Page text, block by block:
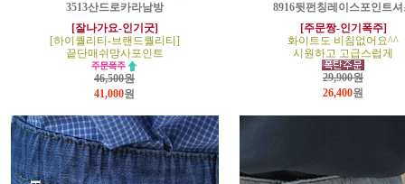
3513산드로카라남방
[잘나가요-인기굿]
[하이퀄리티-브랜드퀄리티]
끝단매쉬망사포인트
46,500원
41,000원
8916뒷펀칭레이스포인트셔
[주문짱-인기폭주]
화이트도 비침없어요^^
시원하고 고급스럽게
29,900원
26,400원